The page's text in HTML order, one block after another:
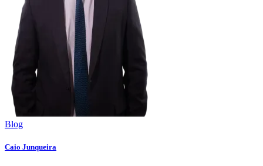
Blog
Caio Junqueira